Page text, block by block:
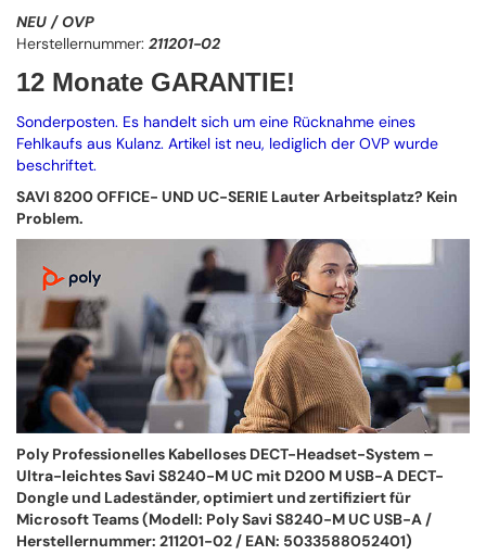
NEU / OVP
Herstellernummer: 211201-02
12 Monate GARANTIE!
Sonderposten. Es handelt sich um eine Rücknahme eines
Fehlkaufs aus Kulanz. Artikel ist neu, lediglich der OVP wurde
beschriftet.
SAVI 8200 OFFICE- UND UC-SERIE Lauter Arbeitsplatz? Kein
Problem.
Poly Professionelles Kabelloses DECT-Headset-System –
Ultra-leichtes Savi S8240-M UC mit D200 M USB-A DECT-
Dongle und Ladeständer, optimiert und zertifiziert für
Microsoft Teams (Modell: Poly Savi S8240-M UC USB-A /
Herstellernummer: 211201-02 / EAN: 5033588052401)